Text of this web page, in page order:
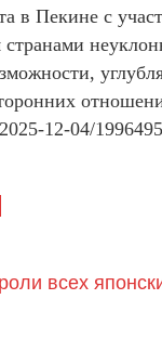
в Пекине с
странами
12-04/
всех